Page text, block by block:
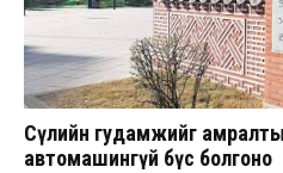
Сөүлийн гудамжийг
автомашингүй бүс болгоно